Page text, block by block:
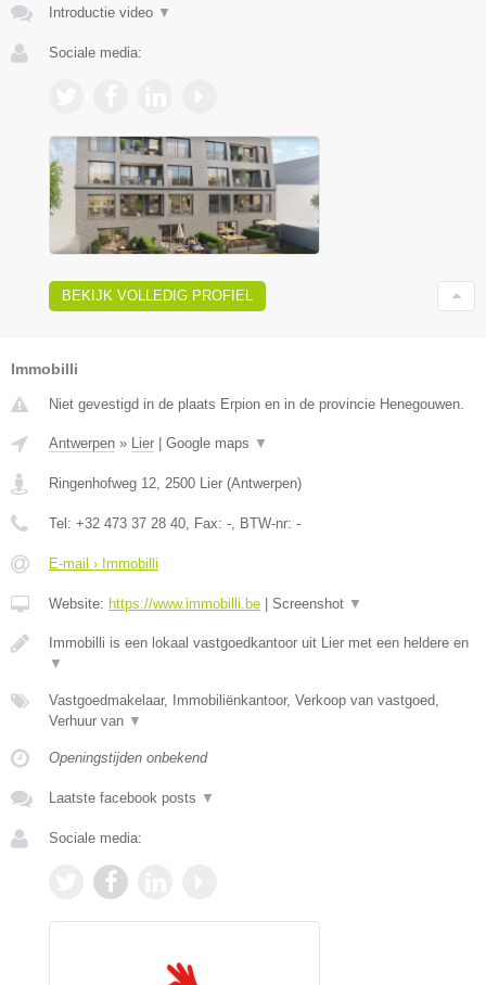
Introductie video ▼
Sociale media:
BEKIJK VOLLEDIG PROFIEL
Immobilli
Niet gevestigd in de plaats Erpion en in de provincie Henegouwen.
Antwerpen » Lier Google maps ▼
Ringenhofweg 12, 2500 Lier (Antwerpen)
Tel: +32 473 37 28 40, Fax: -, BTW-nr: -
E-mail › Immobilli
Website: https://www.immobilli.be Screenshot ▼
Immobilli is een lokaal vastgoedkantoor uit Lier met een heldere en
▼
Vastgoedmakelaar, Immobiliënkantoor, Verkoop van vastgoed,
Verhuur van ▼
Openingstijden onbekend
Laatste facebook posts ▼
Sociale media: